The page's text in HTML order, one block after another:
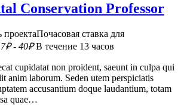
Conservation Professor
Почасовая ставка для
- 40₽В течение 13 часов
cupidatat non proident, saeunt in culpa qui
anim laborum. Seden utem perspiciatis
accusantium doque laudantium, totam
quae…